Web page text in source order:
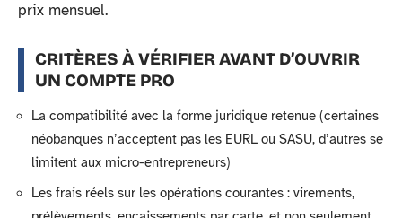
prix mensuel.
CRITÈRES À VÉRIFIER AVANT D’OUVRIR
UN COMPTE PRO
La compatibilité avec la forme juridique retenue (certaines
néobanques n’acceptent pas les EURL ou SASU, d’autres se
limitent aux micro-entrepreneurs)
Les frais réels sur les opérations courantes : virements,